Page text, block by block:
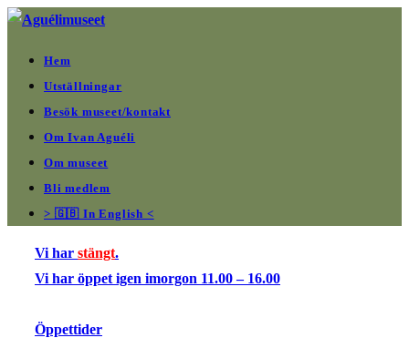
Hoppa
innehållet
Hem
Utställningar
Besök museet/kontakt
Om Ivan Aguéli
Om museet
Bli medlem
> 🇬🇧 In English <
Vi har stängt.
Vi har öppet igen imorgon 11.00 – 16.00
Öppettider